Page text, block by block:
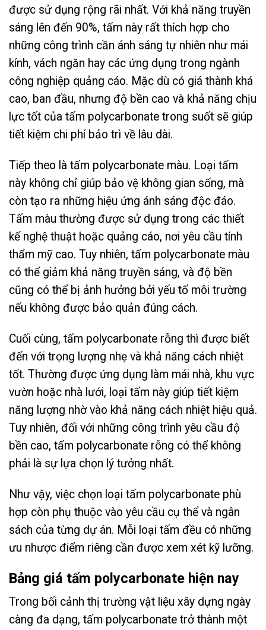
được sử dụng rộng rãi nhất. Với khả năng truyền
sáng lên đến 90%, tấm này rất thích hợp cho
những công trình cần ánh sáng tự nhiên như mái
kính, vách ngăn hay các ứng dụng trong ngành
công nghiệp quảng cáo. Mặc dù có giá thành khá
cao, ban đầu, nhưng độ bền cao và khả năng chịu
lực tốt của tấm polycarbonate trong suốt sẽ giúp
tiết kiệm chi phí bảo trì về lâu dài.
Tiếp theo là tấm polycarbonate màu. Loại tấm
này không chỉ giúp bảo vệ không gian sống, mà
còn tạo ra những hiệu ứng ánh sáng độc đáo.
Tấm màu thường được sử dụng trong các thiết
kế nghệ thuật hoặc quảng cáo, nơi yêu cầu tính
thẩm mỹ cao. Tuy nhiên, tấm polycarbonate màu
có thể giảm khả năng truyền sáng, và độ bền
cũng có thể bị ảnh hưởng bởi yếu tố môi trường
nếu không được bảo quản đúng cách.
Cuối cùng, tấm polycarbonate rỗng thì được biết
đến với trọng lượng nhẹ và khả năng cách nhiệt
tốt. Thường được ứng dụng làm mái nhà, khu vực
vườn hoặc nhà lưới, loại tấm này giúp tiết kiệm
năng lượng nhờ vào khả năng cách nhiệt hiệu quả.
Tuy nhiên, đối với những công trình yêu cầu độ
bền cao, tấm polycarbonate rỗng có thể không
phải là sự lựa chọn lý tưởng nhất.
Như vậy, việc chọn loại tấm polycarbonate phù
hợp còn phụ thuộc vào yêu cầu cụ thể và ngân
sách của từng dự án. Mỗi loại tấm đều có những
ưu nhược điểm riêng cần được xem xét kỹ lưỡng.
Bảng giá tấm polycarbonate hiện nay
Trong bối cảnh thị trường vật liệu xây dựng ngày
càng đa dạng, tấm polycarbonate trở thành một